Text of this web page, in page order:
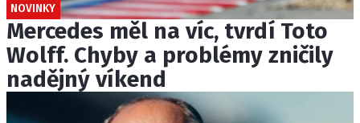
NOVINKY
Mercedes měl na víc, tvrdí Toto
Wolff. Chyby a problémy zničily
nadějný víkend